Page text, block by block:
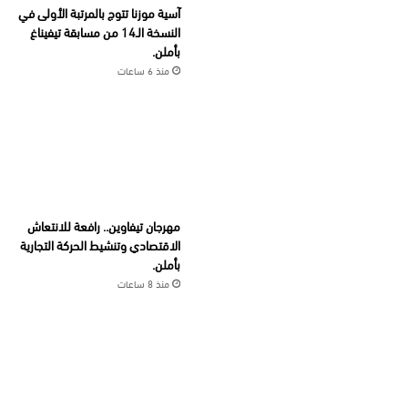
آسية موزنا تتوج بالمرتبة الأولى في
النسخة الـ14 من مسابقة تيفيناغ
بأملن.
منذ 6 ساعات
مهرجان تيفاوين.. رافعة للانتعاش
الاقتصادي وتنشيط الحركة التجارية
بأملن.
منذ 8 ساعات